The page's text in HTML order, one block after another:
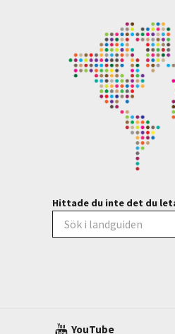
Hittade du inte det du
YouTube